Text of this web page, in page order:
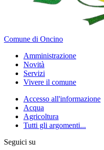
Comune di Oncino
Amministrazione
Novità
Servizi
Vivere il comune
Accesso all'informazione
Acqua
Agricoltura
Tutti gli argomenti...
Seguici su